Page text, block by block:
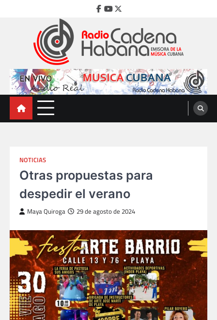
Facebook
Youtube
Twitter
Radio Cadena Habana
Emisora de la Música Cubana
NOTICIAS
Otras propuestas para
despedir el verano
Maya Quiroga 29 de agosto de 2024